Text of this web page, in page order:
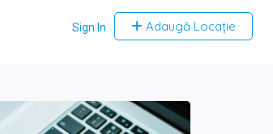
Sign In Adaugă Locație